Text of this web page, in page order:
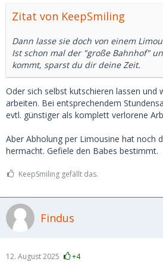
Zitat von KeepSmiling
Dann lasse sie doch von einem
Ist schon mal der "große Bahnhof"
kommt, sparst du dir deine Zeit.
Oder sich selbst kutschieren lassen und
arbeiten. Bei entsprechendem
evtl. günstiger als komplett verlorene
Aber Abholung per Limousine hat noch
hermacht. Gefiele den Babes bestimmt.
KeepSmiling gefällt das.
Findus
12. August 2025 +4